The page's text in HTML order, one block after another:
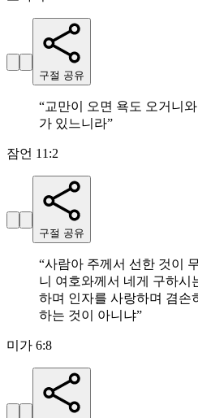
구절 공유
“교만이 오면 욕도 오거니
가 있느니라”
잠언 11:2
구절 공유
“사람아 주께서 선한 것이
니 여호와께서 네게 구하시
하며 인자를 사랑하며 겸손
하는 것이 아니냐”
미가 6:8